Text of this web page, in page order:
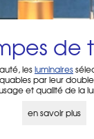
de
lesluminaires
par leur
et qualité de la
allant des
en métal, ou en
en savoir plus